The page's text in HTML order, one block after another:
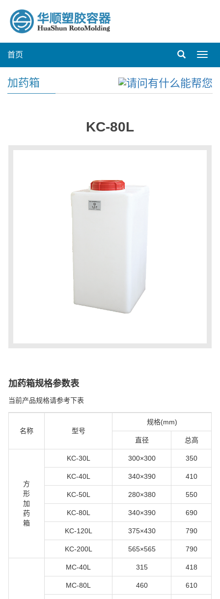
首页
加药箱
KC-80L
加药箱规格参数表
当前产品规格请参考下表
名称 型号
规格(mm)
直径 总高
方
形
加
药
箱
KC-30L 300×300 350
KC-40L 340×390 410
KC-50L 280×380 550
KC-80L 340×390 690
KC-120L 375×430 790
KC-200L 565×565 790
MC-40L 315 418
MC-80L 460 610